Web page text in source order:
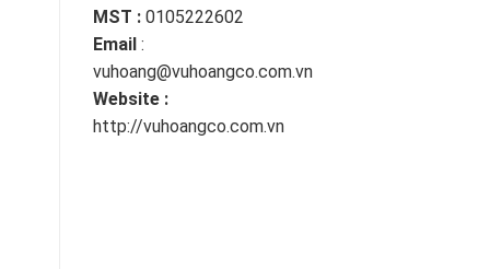
MST : 0105222602
Email :
vuhoang@vuhoangco.com.vn
Website :
http://vuhoangco.com.vn